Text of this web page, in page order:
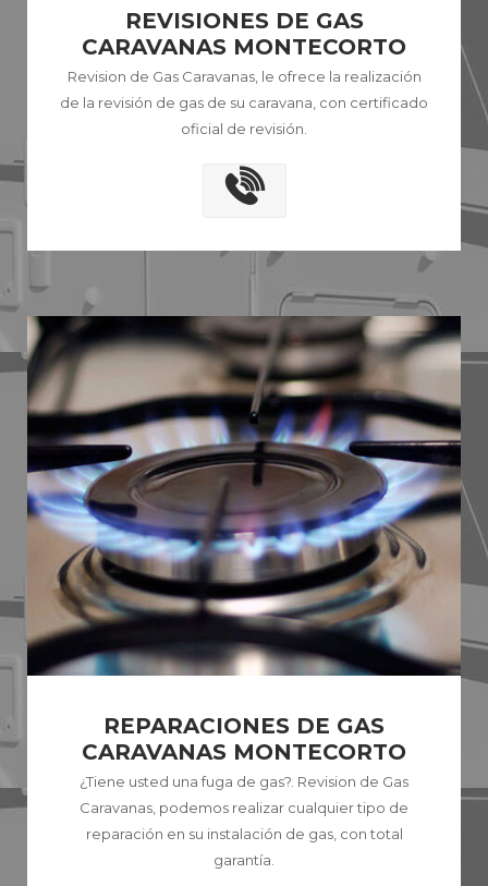
REVISIONES DE GAS
CARAVANAS MONTECORTO
Revision de Gas Caravanas, le ofrece la realización
de la revisión de gas de su caravana, con certificado
oficial de revisión.
REPARACIONES DE GAS
CARAVANAS MONTECORTO
¿Tiene usted una fuga de gas?. Revision de Gas
Caravanas, podemos realizar cualquier tipo de
reparación en su instalación de gas, con total
garantía.